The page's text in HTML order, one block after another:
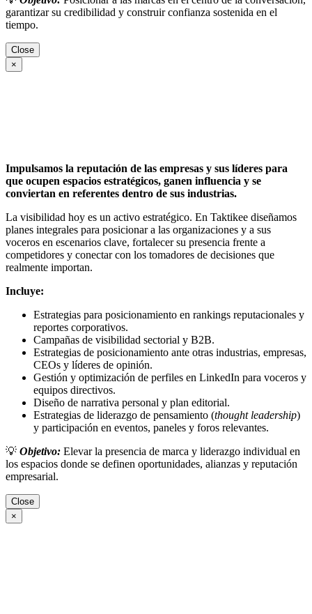
garantizar su credibilidad y construir confianza sostenida en el
tiempo.
Close
×
Impulsamos la reputación de las empresas y sus líderes para
que ocupen espacios estratégicos, ganen influencia y se
conviertan en referentes dentro de sus industrias.
La visibilidad hoy es un activo estratégico. En Taktikee diseñamos
planes integrales para posicionar a las organizaciones y a sus
voceros en escenarios clave, fortalecer su presencia frente a
competidores y conectar con los tomadores de decisiones que
realmente importan.
Incluye:
Estrategias para posicionamiento en rankings reputacionales y
reportes corporativos.
Campañas de visibilidad sectorial y B2B.
Estrategias de posicionamiento ante otras industrias, empresas,
CEOs y líderes de opinión.
Gestión y optimización de perfiles en LinkedIn para voceros y
equipos directivos.
Diseño de narrativa personal y plan editorial.
Estrategias de liderazgo de pensamiento (thought leadership)
y participación en eventos, paneles y foros relevantes.
💡 Objetivo: Elevar la presencia de marca y liderazgo individual en
los espacios donde se definen oportunidades, alianzas y reputación
empresarial.
Close
×